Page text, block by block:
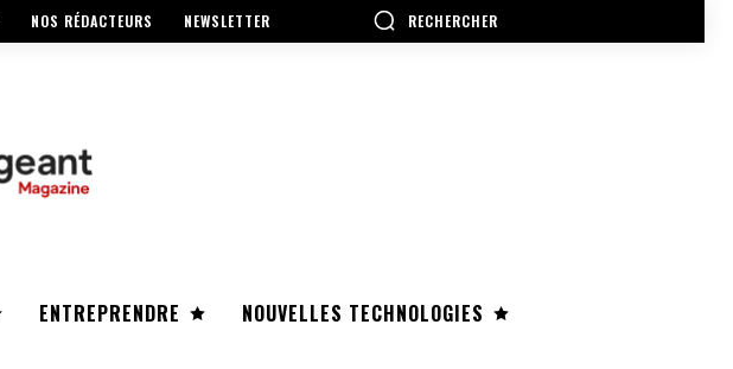
NOS RÉDACTEURS NEWSLETTER RECHERCHER
ENTREPRENDRE
NOUVELLES TECHNOLOGIES